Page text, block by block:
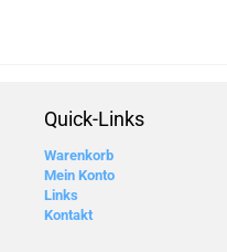
Quick-Links
Warenkorb
Mein Konto
Links
Kontakt